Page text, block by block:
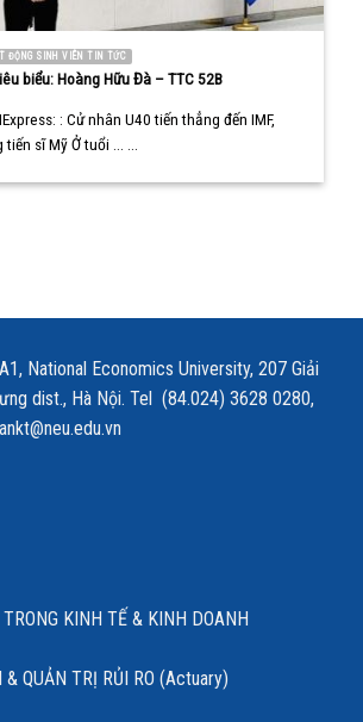
ĐỘNG SINH VIÊN TIN TỨC
biểu: Hoàng Hữu Đà – TTC 52B
: Cử nhân U40 tiến thẳng đến IMF,
sĩ Mỹ Ở tuổi ... ...
National Economics University, 207 Giải
dist., Hà Nội. Tel (84.024) 3628 0280,
KINH TẾ & KINH DOANH
QUẢN TRỊ RỦI RO (Actuary)